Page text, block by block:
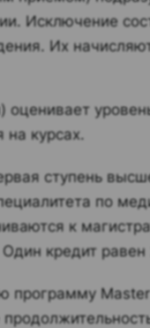
Исключение
Их
на курсах.
ступень
по
к
Один кредит
программу